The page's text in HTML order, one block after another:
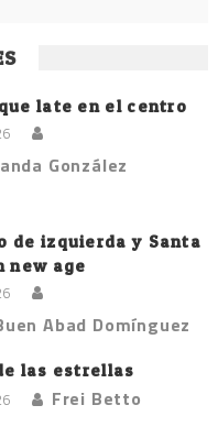
late en el centro
González
de izquierda y Santa
new age
Abad Domínguez
las estrellas
Frei Betto